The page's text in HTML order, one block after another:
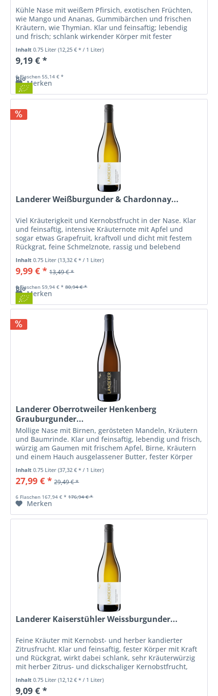
Bio
Kühle Nase mit weißem Pfirsich, exotischen Früchten,
wie Mango und Ananas, Gummibärchen und frischen
Kräutern, wie Thymian. Klar und feinsaftig; lebendig
und frisch; schlank wirkender Körper mit fester
Struktur; weißer Pfirsich,...
Inhalt0.75 Liter(12,25 € * / 1 Liter)
9,19 € *
6 Flaschen 55,14 € *
Merken
Bio
Landerer Weißburgunder & Chardonnay...
Viel Kräuterigkeit und Kernobstfrucht in der Nase. Klar
und feinsaftig, intensive Kräuternote mit Apfel und
sogar etwas Grapefruit, kraftvoll und dicht mit festem
Rückgrat, feine Schmelznote, rassig und belebend
Inhalt0.75 Liter(13,32 € * / 1 Liter)
9,99 € * 13,49 € *
6 Flaschen 59,94 € * 80,94 € *
Merken
Landerer Oberrotweiler Henkenberg
Grauburgunder...
Mollige Nase mit Birnen, gerösteten Mandeln, Kräutern
und Baumrinde. Klar und feinsaftig, lebendig und frisch,
würzig am Gaumen mit frischem Apfel, Birne, Kräutern
und einem Hauch ausgelassener Butter, fester Körper
mit Kraft und...
Inhalt0.75 Liter(37,32 € * / 1 Liter)
27,99 € * 29,49 € *
6 Flaschen 167,94 € * 176,94 € *
Merken
Landerer Kaiserstühler Weissburgunder...
Feine Kräuter mit Kernobst- und herber kandierter
Zitrusfrucht. Klar und feinsaftig, fester Körper mit Kraft
und Rückgrat, wirkt dabei schlank, sehr Kräuterwürzig
mit herber Zitrus- und dickschaliger Kernobstfrucht,
lebendig frisch und...
Inhalt0.75 Liter(12,12 € * / 1 Liter)
9,09 € *